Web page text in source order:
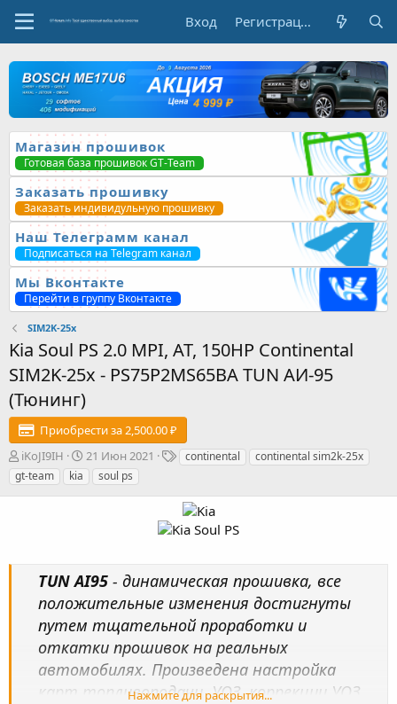
Вход Регистрация
Магазин прошивок
Готовая база прошивок GT-Team
Заказать прошивку
Заказать индивидульную прошивку
Наш Телеграмм канал
Подписаться на Telegram канал
Мы Вконтакте
Перейти в группу Вконтакте
SIM2K-25x
Kia Soul PS 2.0 MPI, AT, 150HP Continental
SIM2K-25x - PS75P2MS65BA TUN АИ-95
(Тюнинг)
Приобрести за 2,500.00 ₽
А
в
т
iKoJI9IH
Д
а
т
а
н
и
я
21 Июн 2021
Т
и
continental
continental sim2k-25x
gt-team
kia soul ps
TUN AI95 - динамическая прошивка, все
положительные изменения достигнуты
путем тщательной проработки и
откатки прошивок на реальных
автомобилях. Произведена настройка
карт топливоподачи, УОЗ, коррекции УОЗ,
Нажмите для раскрытия...